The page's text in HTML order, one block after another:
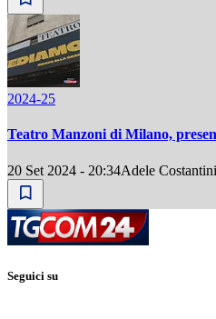
2024-25
Teatro Manzoni di Milano,
20 Set 2024 - 20:34Adele Costantini
Seguici su